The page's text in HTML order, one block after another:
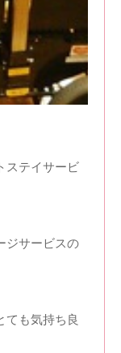
ステイサービ
ジサービスの
ても気持ち良